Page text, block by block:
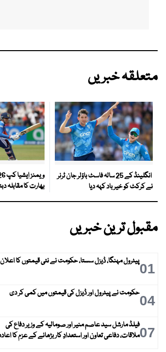
متعلقہ خبریں
انگلینڈ کے 25 سالہ فاسٹ باؤلر جان ٹرنر
نے کرکٹ کو خیر باد کہہ دیا
بھارت کا مقابلہ
مقبول ترین خبریں
01پیٹرول مہنگا، ڈیزل سستا، حکومت نے نئی قیمتوں کا اعلان
04حکومت نے پیٹرول اور ڈیزل کی قیمتوں میں کمی کر دی
07فیلڈ مارشل سید عاصم منیر اور صومالیہ کے وزیر دفاع کی
ملاقات، دفاعی تعاون اور استعدادِ کار بڑھانے کے عزم کا